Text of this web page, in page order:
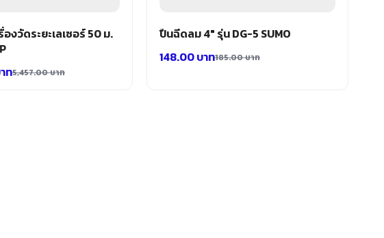
องวัดระยะเลเซอร์ 50 ม.
5,457.00บาท
ท
ปืนฉีดลม 4″ รุ่น DG-5 SUMO
185.00บาท
148.00บาท